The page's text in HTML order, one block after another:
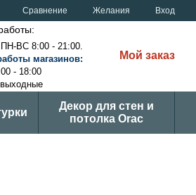
Сравнение Желания Вход
ПН-ВС 8:00 - 21:00.
боты магазинов:
- 18:00
Мой заказ
Декор для стен и
потолка Orac